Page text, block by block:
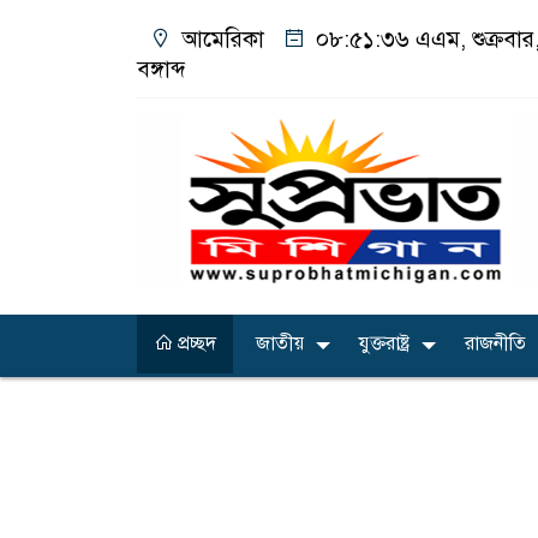
আমেরিকা ০৮:৫১:৩৭ এএম,
বঙ্গাব্দ
প্রচ্ছদ জাতীয় যুক্তরাষ্ট্র রাজনীতি